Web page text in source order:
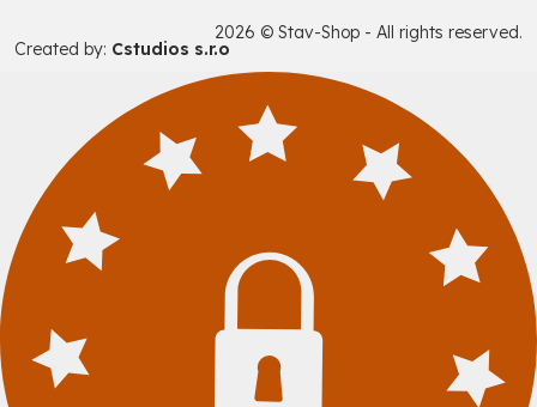
2026 © Stav-Shop - All rights reserved.
Created by: Cstudios s.r.o